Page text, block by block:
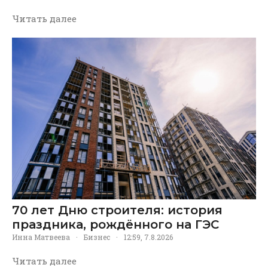
Читать далее
70 лет Дню строителя: история
праздника, рождённого на ГЭС
Инна Матвеева · Бизнес · 12:59, 7.8.2026
Читать далее